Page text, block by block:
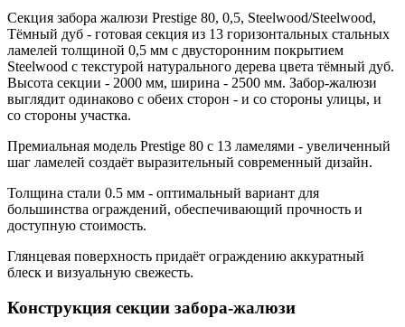
Секция забора жалюзи Prestige 80, 0,5, Steelwood/Steelwood,
Тёмный дуб - готовая секция из 13 горизонтальных стальных
ламелей толщиной 0,5 мм с двусторонним покрытием
Steelwood с текстурой натурального дерева цвета тёмный дуб.
Высота секции - 2000 мм, ширина - 2500 мм. Забор-жалюзи
выглядит одинаково с обеих сторон - и со стороны улицы, и
со стороны участка.
Премиальная модель Prestige 80 с 13 ламелями - увеличенный
шаг ламелей создаёт выразительный современный дизайн.
Толщина стали 0.5 мм - оптимальный вариант для
большинства ограждений, обеспечивающий прочность и
доступную стоимость.
Глянцевая поверхность придаёт ограждению аккуратный
блеск и визуальную свежесть.
Конструкция секции забора-жалюзи